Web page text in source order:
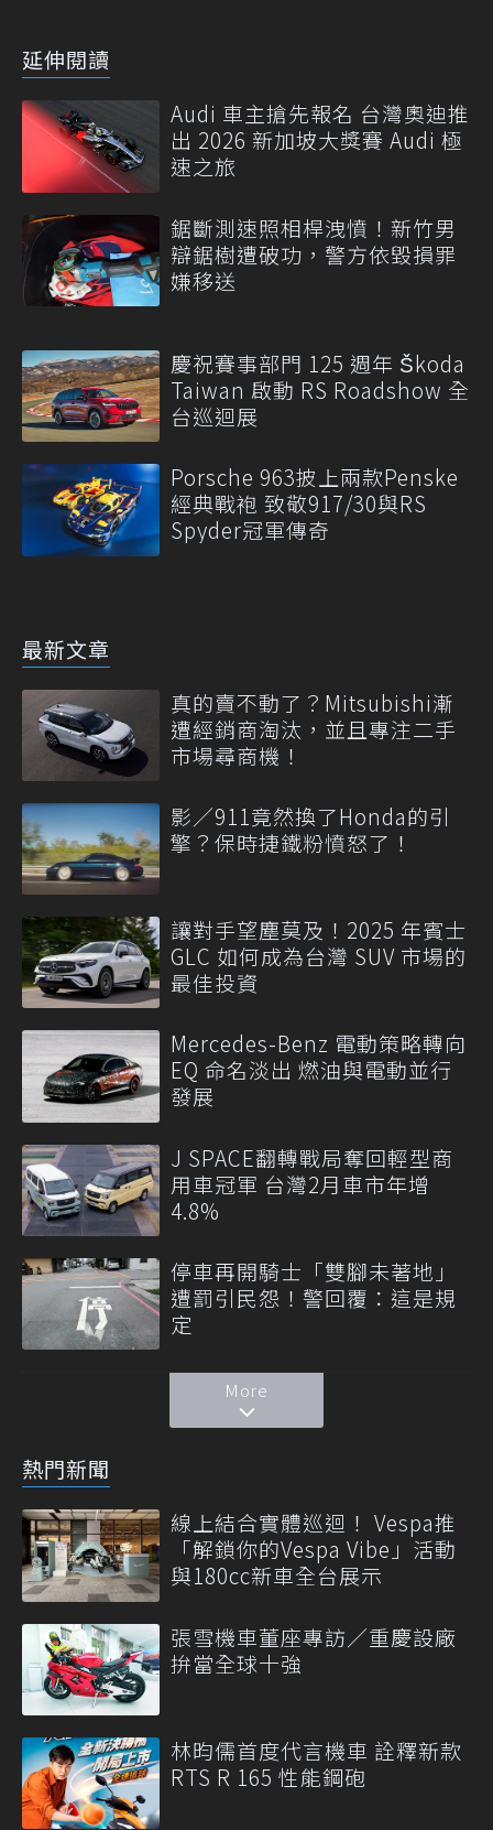
延伸閱讀
Audi 車主搶先報名 台灣奧迪推
出 2026 新加坡大獎賽 Audi 極
速之旅
鋸斷測速照相桿洩憤！新竹男
辯鋸樹遭破功，警方依毀損罪
嫌移送
慶祝賽事部門 125 週年 Škoda
Taiwan 啟動 RS Roadshow 全
台巡迴展
Porsche 963披上兩款Penske
經典戰袍 致敬917/30與RS
Spyder冠軍傳奇
最新文章
真的賣不動了？Mitsubishi漸
遭經銷商淘汰，並且專注二手
市場尋商機！
影／911竟然換了Honda的引
擎？保時捷鐵粉憤怒了！
讓對手望塵莫及！2025 年賓士
GLC 如何成為台灣 SUV 市場的
最佳投資
Mercedes-Benz 電動策略轉向
EQ 命名淡出 燃油與電動並行
發展
J SPACE翻轉戰局奪回輕型商
用車冠軍 台灣2月車市年增
4.8%
停車再開騎士「雙腳未著地」
遭罰引民怨！警回覆：這是規
定
More
熱門新聞
線上結合實體巡迴！ Vespa推
「解鎖你的Vespa Vibe」活動
與180cc新車全台展示
張雪機車董座專訪／重慶設廠
拚當全球十強
林昀儒首度代言機車 詮釋新款
RTS R 165 性能鋼砲